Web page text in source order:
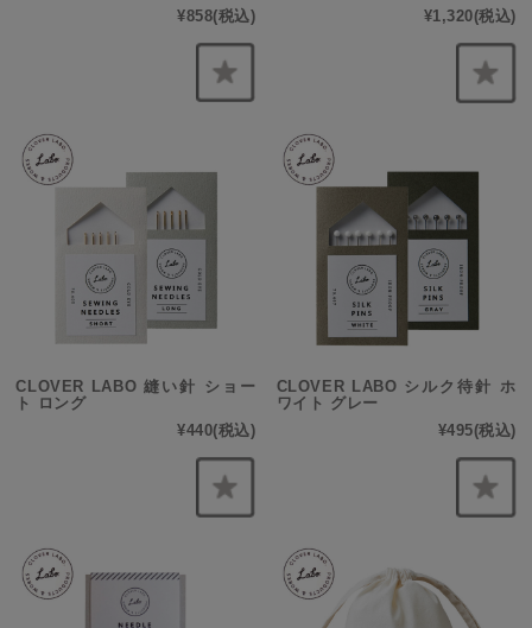
¥858(税込)
¥1,320(税込)
CLOVER LABO 縫い針 ショー
ト ロング
¥440(税込)
CLOVER LABO シルク待針 ホ
ワイト グレー
¥495(税込)